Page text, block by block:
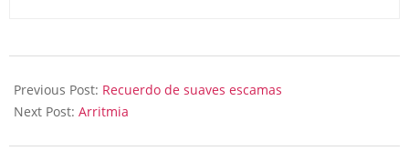
06-
14
Previous Post: Recuerdo de suaves escamas
Next Post: Arritmia